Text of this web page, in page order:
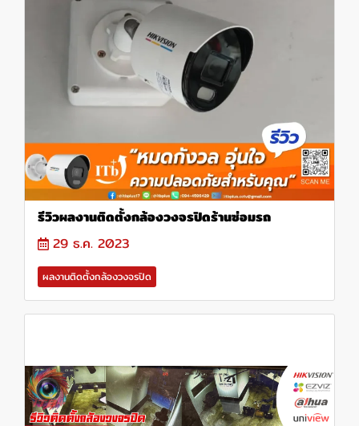
รีวิวผลงานติดตั้งกล้องวงจรปิดร้านซ่อมรถ
29 ธ.ค. 2023
ผลงานติดตั้งกล้องวงจรปิด